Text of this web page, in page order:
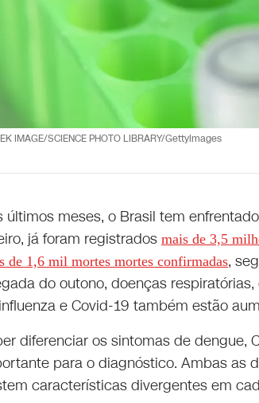
IMAGE/SCIENCE PHOTO LIBRARY/GettyImages
últimos meses, o Brasil tem
já foram registrados mais de 3,5
de 1,6 mil mortes mortes confirmadas,
do outono, doenças
e Covid-19 também estão
diferenciar os sintomas de dengue,
para o diagnóstico. Ambas as
características divergentes em